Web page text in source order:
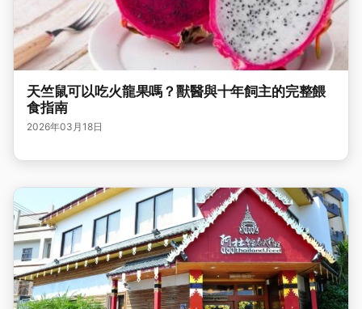
天竺鼠可以吃火龍果嗎？獸醫與十年飼主的完整餵
食指南
2026年03月18日